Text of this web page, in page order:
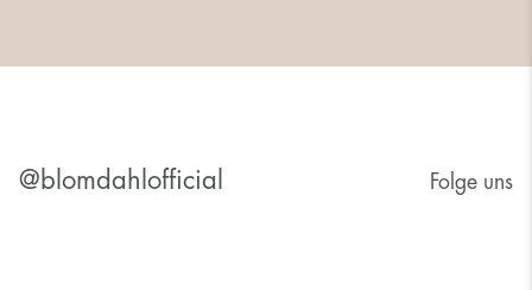
@blomdahlofficial Folge uns